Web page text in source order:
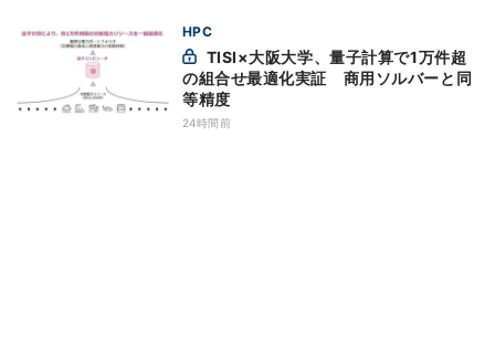
HPC
の組合せ最適化実証 商用ソルバーと同
等精度
24時間前